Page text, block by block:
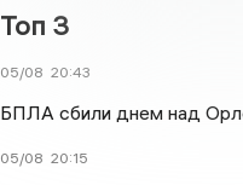
Топ 3
05/08 20:43
БПЛА сбили днем над
05/08 20:15